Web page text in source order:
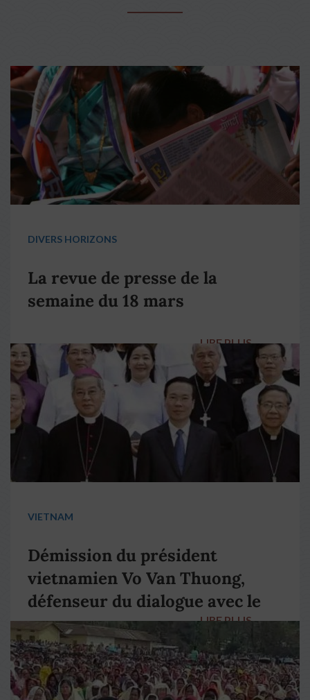
DIVERS HORIZONS
La revue de presse de la
semaine du 18 mars
LIRE PLUS →
VIETNAM
Démission du président
vietnamien Vo Van Thuong,
défenseur du dialogue avec le
pape François
LIRE PLUS →